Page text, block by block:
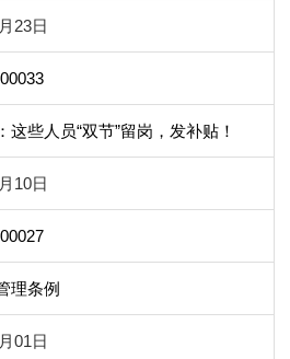
23日
这些人员“双节”留岗，发补贴！
10日
理条例
01日